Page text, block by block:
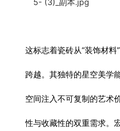
这标志着瓷砖从“装饰材料
跨越。其独特的星空美学
空间注入不可复制的艺术
性与收藏性的双重需求。